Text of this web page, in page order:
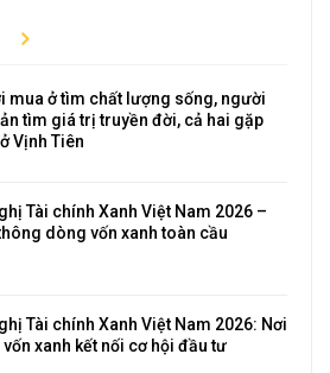
mua ở tìm chất lượng sống, người
tìm giá trị truyền đời, cả hai gặp
Vịnh Tiên
Tài chính Xanh Việt Nam 2026 –
dòng vốn xanh toàn cầu
Tài chính Xanh Việt Nam 2026: Nơi
xanh kết nối cơ hội đầu tư